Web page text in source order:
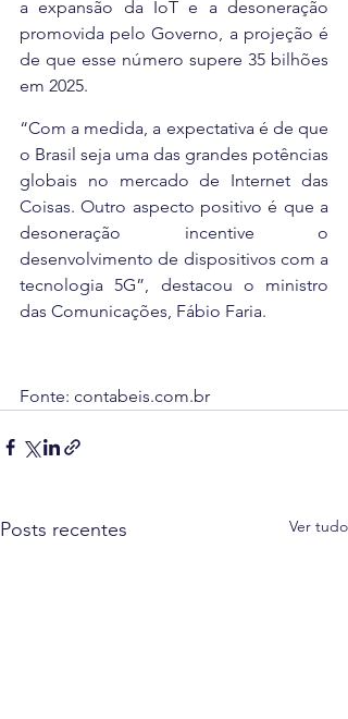
a expansão da IoT e a desoneração
promovida pelo Governo, a projeção é
de que esse número supere 35 bilhões
em 2025.
“Com a medida, a expectativa é de que
o Brasil seja uma das grandes potências
globais no mercado de Internet das
Coisas. Outro aspecto positivo é que a
desoneração incentive o
desenvolvimento de dispositivos com a
tecnologia 5G”, destacou o ministro
das Comunicações, Fábio Faria.
Fonte: contabeis.com.br
Posts recentes Ver tudo